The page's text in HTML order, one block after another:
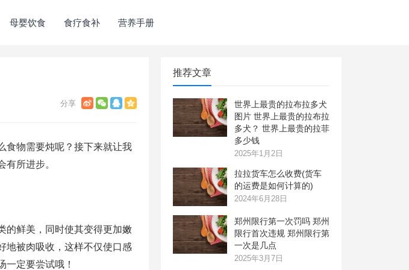
母婴饮食 食疗食补 营养手册
食物需要炖呢？接下来就让我
所进步。
的鲜美，同时使其变得更加嫩
地被肉吸收，这样不仅使口感
一定要尝试哦！
推荐文章
世界上最贵的拉布拉多犬
图片 世界上最贵的拉布拉
多犬？ 世界上最贵的拉菲
多少钱
2025年1月2日
拉拉货车怎么收费(货车
的运费是如何计算的)
2024年6月28日
郑州限行第一次罚吗 郑州
限行首次违规 郑州限行第
一次是几点
2025年3月7日